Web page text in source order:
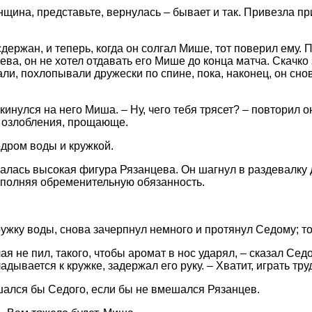
представьте, вернулась – бывает и так. Привезла
и теперь, когда он солгал Мише, тот поверил ему.
он не хотел отдавать его Мише до конца матча. Скачко
похлопывали дружески по спине, пока, наконец, он
на него Миша. – Ну, чего тебя трясет? – повторил
озлобления, прощающе.
воды и кружкой.
высокая фигура Рязанцева. Он шагнул в раздевалку
обременительную обязанность.
воды, снова зачерпнул немного и протянул Седому;
не пил, такого, чтобы аромат в нос ударял, – сказал
к кружке, задержал его руку. – Хватит, играть
бы Седого, если бы не вмешался Рязанцев.